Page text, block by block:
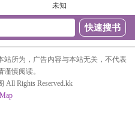
斯
兰公开赛 马修·
史蒂文斯3-4马克
·塞尔比
20231212
未知
站所为，广告内容与本站无关，不代表
慎阅读。
All Rights Reserved.kk